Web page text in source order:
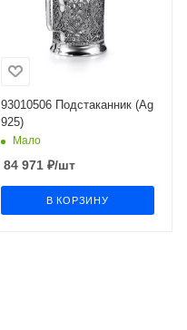
93010506 Подстаканник (Ag
925)
Мало
84 971₽/шт
В КОРЗИНУ